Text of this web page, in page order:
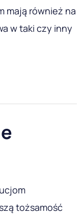
mają również na
w taki czy inny
tożsamość